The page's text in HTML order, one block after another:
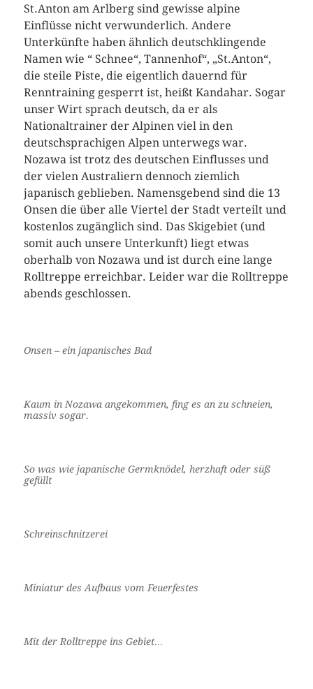
St.Anton am Arlberg sind gewisse alpine
Einflüsse nicht verwunderlich. Andere
Unterkünfte haben ähnlich deutschklingende
Namen wie “ Schnee“, Tannenhof“, „St.Anton“,
die steile Piste, die eigentlich dauernd für
Renntraining gesperrt ist, heißt Kandahar. Sogar
unser Wirt sprach deutsch, da er als
Nationaltrainer der Alpinen viel in den
deutschsprachigen Alpen unterwegs war.
Nozawa ist trotz des deutschen Einflusses und
der vielen Australiern dennoch ziemlich
japanisch geblieben. Namensgebend sind die 13
Onsen die über alle Viertel der Stadt verteilt und
kostenlos zugänglich sind. Das Skigebiet (und
somit auch unsere Unterkunft) liegt etwas
oberhalb von Nozawa und ist durch eine lange
Rolltreppe erreichbar. Leider war die Rolltreppe
abends geschlossen.
Onsen – ein japanisches Bad
Kaum in Nozawa angekommen, fing es an zu schneien,
massiv sogar.
So was wie japanische Germknödel, herzhaft oder süß
gefüllt
Schreinschnitzerei
Miniatur des Aufbaus vom Feuerfestes
Mit der Rolltreppe ins Gebiet…